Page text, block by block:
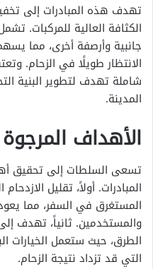
تهدف هذه المبادرات إلى
الكثافة العالية للمركبات.
جانبية وأرصفة أخرى، مما
الانتظار طويلًا في الزحام.
شاملة تهدف لتطوير البنية
المدينة.
الأهداف
تسعى السلطات إلى تحقيق
المبادرات. أولاً، تقليل
المستغرق في السفر، مما
والمستخدمين. ثانياً، تهدف
الطرق، حيث ستعمل الخيارات
التي قد تزداد نتيجة الزحام.